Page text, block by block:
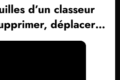
d’un classeur
déplacer…